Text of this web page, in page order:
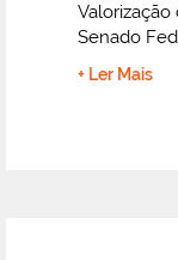
Senado
+ Ler Mais